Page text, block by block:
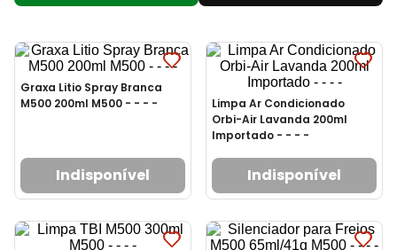
Graxa Litio Spray Branca
M500 200ml M500 - - - -
Indisponível
Limpa Ar Condicionado
Orbi-Air Lavanda 200ml
Importado - - - -
Indisponível